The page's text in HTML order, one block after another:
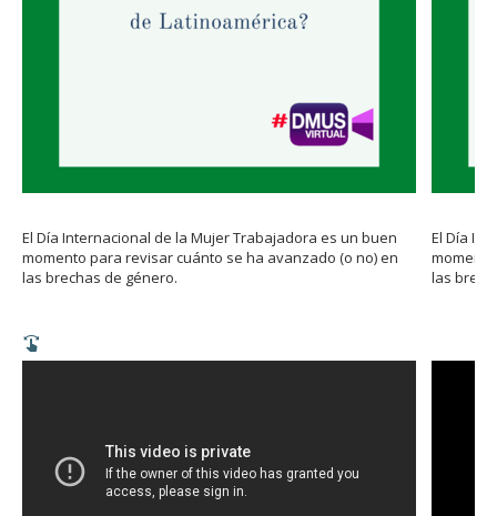
El Día Internacional de la Mujer Trabajadora es un buen
momento para revisar cuánto se ha avanzado (o no) en
las brechas de género.
El Día
las